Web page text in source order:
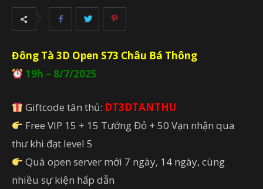
Đông Tà 3D Open S73 Châu Bá Thông
19h – 8/7/2025
Giftcode tân thủ: DT3DTANTHU
Free VIP 15 + 15 Tướng Đỏ + 50 Vạn nhận qua
thư khi đạt level 5
Quà open server mới 7 ngày, 14 ngày, cùng
nhiều sự kiện hấp dẫn